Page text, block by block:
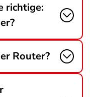
richtige:
Router?